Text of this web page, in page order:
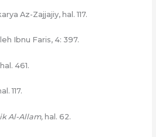
Az-Zajjajiy, hal. 117.
Ibnu Faris, 4: 397.
461.
117.
Al-Allam, hal. 62.